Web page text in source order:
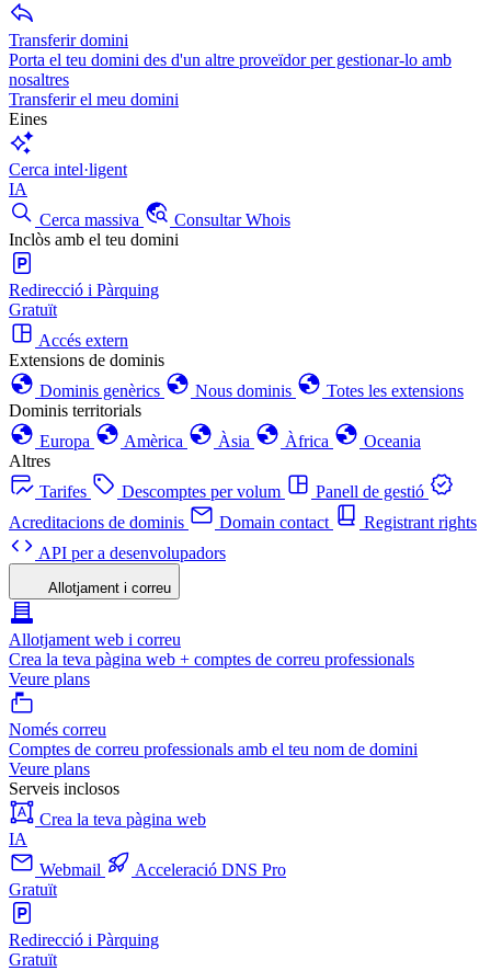
Transferir domini
Porta el teu domini des d'un altre proveïdor per gestionar-lo amb
nosaltres
Transferir el meu domini
Eines
Cerca intel·ligent
IA
Cerca massiva
Consultar Whois
Inclòs amb el teu domini
Redirecció i Pàrquing
Gratuït
Accés extern
Extensions de dominis
Dominis genèrics
Nous dominis
Totes les extensions
Dominis territorials
Europa
Amèrica Àsia Àfrica
Oceania
Altres
Tarifes
Descomptes per volum
Panell de gestió
Acreditacions de dominis
Domain contact
Registrant rights
API per a desenvolupadors
Allotjament i correu
Allotjament web i correu
Crea la teva pàgina web + comptes de correu professionals
Veure plans
Només correu
Comptes de correu professionals amb el teu nom de domini
Veure plans
Serveis inclosos
Crea la teva pàgina web
IA
Webmail
Acceleració DNS Pro
Gratuït
Redirecció i Pàrquing
Gratuït